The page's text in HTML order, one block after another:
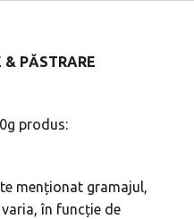
PĂSTRARE
produs:
menționat gramajul,
în funcție de